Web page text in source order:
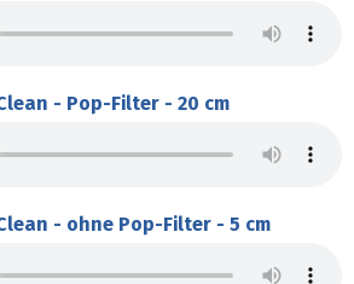
- Pop-Filter - 20 cm
- ohne Pop-Filter - 5 cm